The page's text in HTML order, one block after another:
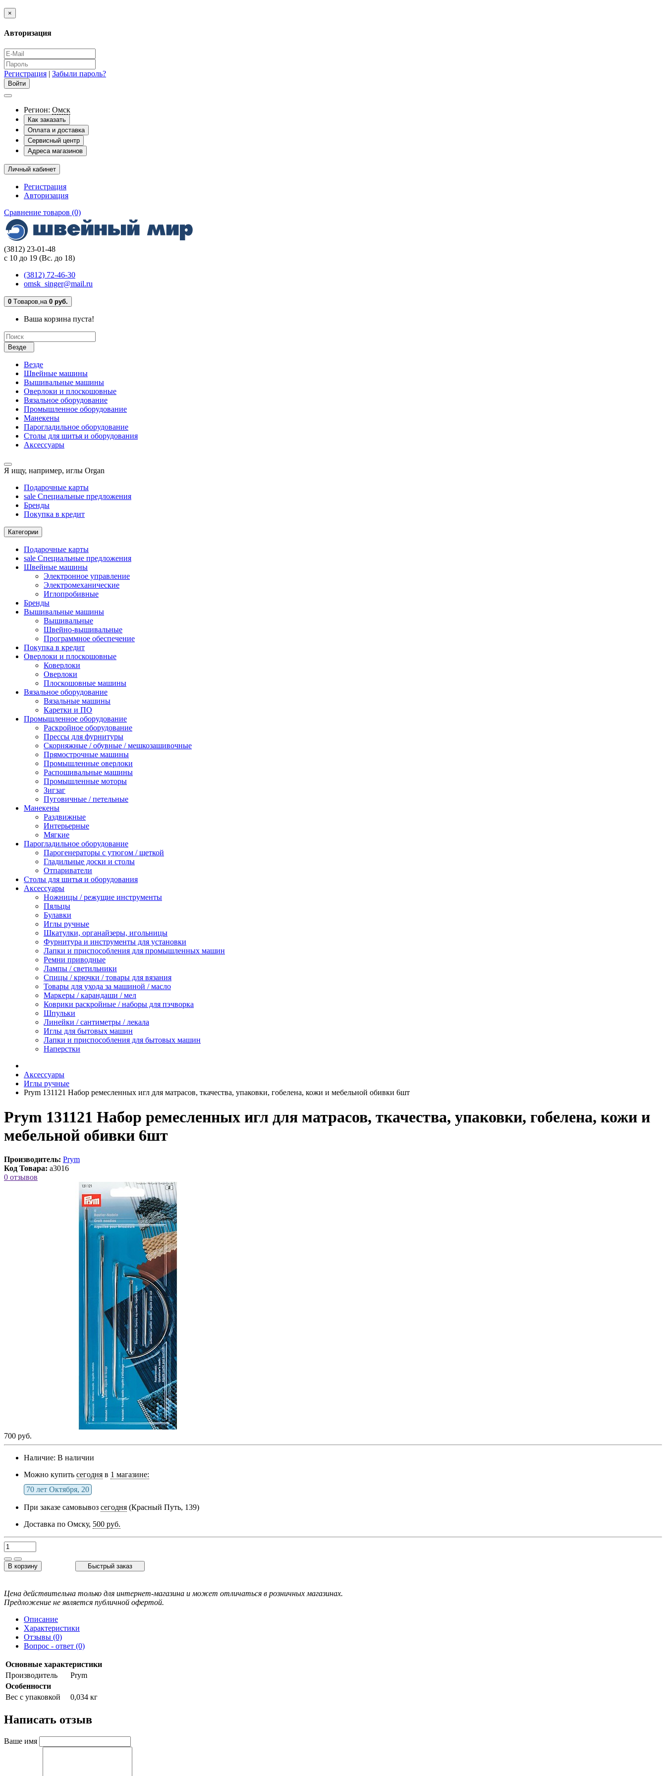
×
Авторизация
Регистрация | Забыли пароль?
Регион: Омск
Как заказать
Оплата и доставка
Сервисный центр
Адреса магазинов
Личный кабинет
Регистрация
Авторизация
Сравнение товаров (0)
(3812) 23-01-48
с 10 до 19 (Вс. до 18)
(3812) 72-46-30
omsk_singer@mail.ru
0 Tоваров,на 0 руб.
Ваша корзина пуста!
Везде
Везде
Швейные машины
Вышивальные машины
Оверлоки и плоскошовные
Вязальное оборудование
Промышленное оборудование
Манекены
Парогладильное оборудование
Столы для шитья и оборудования
Аксессуары
Я ищу, например, иглы Organ
Подарочные карты
sale Специальные предложения
Бренды
Покупка в кредит
Категории
Подарочные карты
sale Специальные предложения
Швейные машины
Электронное управление
Электромеханические
Иглопробивные
Бренды
Вышивальные машины
Вышивальные
Швейно-вышивальные
Программное обеспечение
Покупка в кредит
Оверлоки и плоскошовные
Коверлоки
Оверлоки
Плоскошовные машины
Вязальное оборудование
Вязальные машины
Каретки и ПО
Промышленное оборудование
Раскройное оборудование
Прессы для фурнитуры
Скорняжные / обувные / мешкозашивочные
Прямострочные машины
Промышленные оверлоки
Распошивальные машины
Промышленные моторы
Зигзаг
Пуговичные / петельные
Манекены
Раздвижные
Интерьерные
Мягкие
Парогладильное оборудование
Парогенераторы с утюгом / щеткой
Гладильные доски и столы
Отпариватели
Столы для шитья и оборудования
Аксессуары
Ножницы / режущие инструменты
Пяльцы
Булавки
Иглы ручные
Шкатулки, органайзеры, игольницы
Фурнитура и инструменты для установки
Лапки и приспособления для промышленных машин
Ремни приводные
Лампы / светильники
Спицы / крючки / товары для вязания
Товары для ухода за машиной / масло
Маркеры / карандаши / мел
Коврики раскройные / наборы для пэчворка
Шпульки
Линейки / сантиметры / лекала
Иглы для бытовых машин
Лапки и приспособления для бытовых машин
Наперстки
Аксессуары
Иглы ручные
Prym 131121 Набор ремесленных игл для матрасов, ткачества, упаковки, гобелена, кожи и мебельной обивки 6шт
Prym 131121 Набор ремесленных игл для матрасов, ткачества, упаковки, гобелена, кожи и
мебельной обивки 6шт
Производитель: Prym
Код Товара: a3016
0 отзывов
700 руб.
Наличие: В наличии
Можно купить сегодня в 1 магазине:
70 лет Октября, 20
При заказе самовывоз сегодня (Красный Путь, 139)
Доставка по Омску, 500 руб.
В корзину Быстрый заказ
Цена действительна только для интернет-магазина и может отличаться в розничных магазинах.
Предложение не является публичной офертой.
Описание
Характеристики
Отзывы (0)
Вопрос - ответ (0)
Основные характеристики
Производитель
Prym
Особенности
Вес с упаковкой
0,034 кг
Написать отзыв
Ваше имя